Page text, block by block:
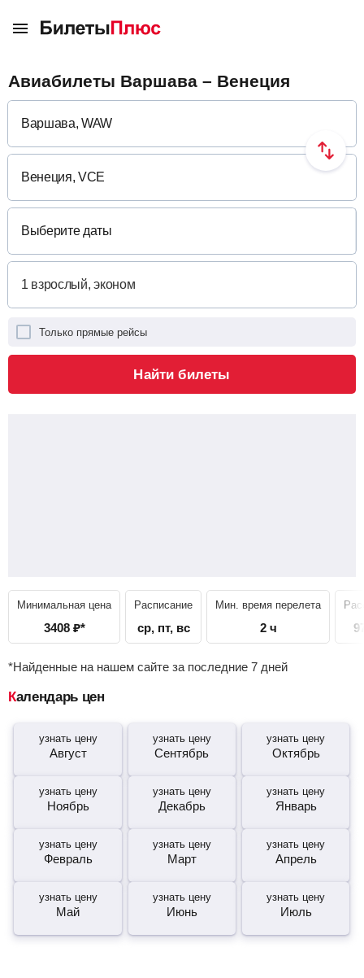
Авиабилеты Варшава – Венеция
Выберите даты
Только прямые рейсы
Найти билеты
Минимальная цена
3408 ₽*
Расписание
ср, пт, вс
Мин. время перелета
2 ч
*Найденные на нашем сайте за последние 7 дней
Календарь цен
узнать цену
Август
узнать цену
Сентябрь
узнать цену
Октябрь
узнать цену
Ноябрь
узнать цену
Декабрь
узнать цену
Январь
узнать цену
Февраль
узнать цену
Март
узнать цену
Апрель
узнать цену
Май
узнать цену
Июнь
узнать цену
Июль